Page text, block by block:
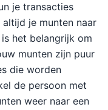
je transacties
je munten naar
het belangrijk om
munten zijn puur
die worden
de persoon met
weer naar een